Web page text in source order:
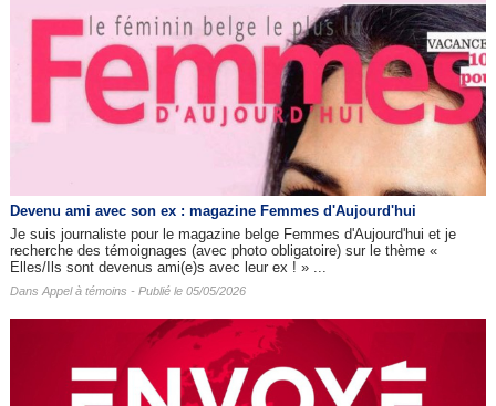
Devenu ami avec son ex : magazine Femmes d'Aujourd'hui
Je suis journaliste pour le magazine belge Femmes d'Aujourd'hui et je
recherche des témoignages (avec photo obligatoire) sur le thème «
Elles/Ils sont devenus ami(e)s avec leur ex ! » ...
Dans Appel à témoins - Publié le 05/05/2026